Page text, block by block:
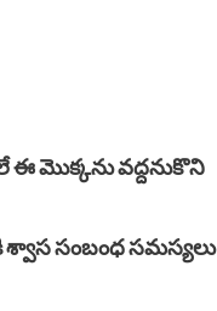
మొక్కను వద్దనుకొని
సంబంధ సమస్యలు